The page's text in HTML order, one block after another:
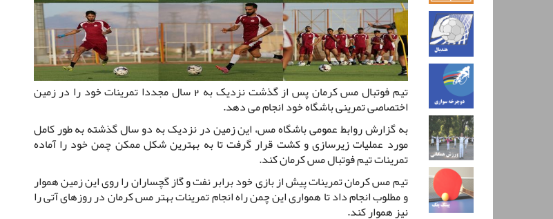
تیم فوتبال مس کرمان پس از گذشت نزدیک به 2 سال مجددا تمرینات خود را در زمین
اختصاصی تمرینی باشگاه خود انجام می دهد.
به گزارش روابط عمومی باشگاه مس، این زمین در نزدیک به دو سال گذشته به طور کامل
مورد عملیات زیرسازی و کشت قرار گرفت تا به بهترین شکل ممکن چمن خود را آماده
تمرینات تیم فوتبال مس کرمان کند.
تیم مس کرمان تمرینات پیش از بازی خود برابر نفت و گاز گچساران را روی این زمین هموار
و مطلوب انجام داد تا همواری این چمن راه انجام تمرینات بهتر مس کرمان در روزهای آتی را
نیز هموار کند.